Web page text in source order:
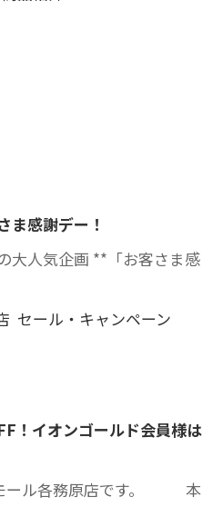
ま感謝デー！
大人気企画 **「お客さま感
セール・キャンペーン
！イオンゴールド会員様は
モール各務原店です。 本